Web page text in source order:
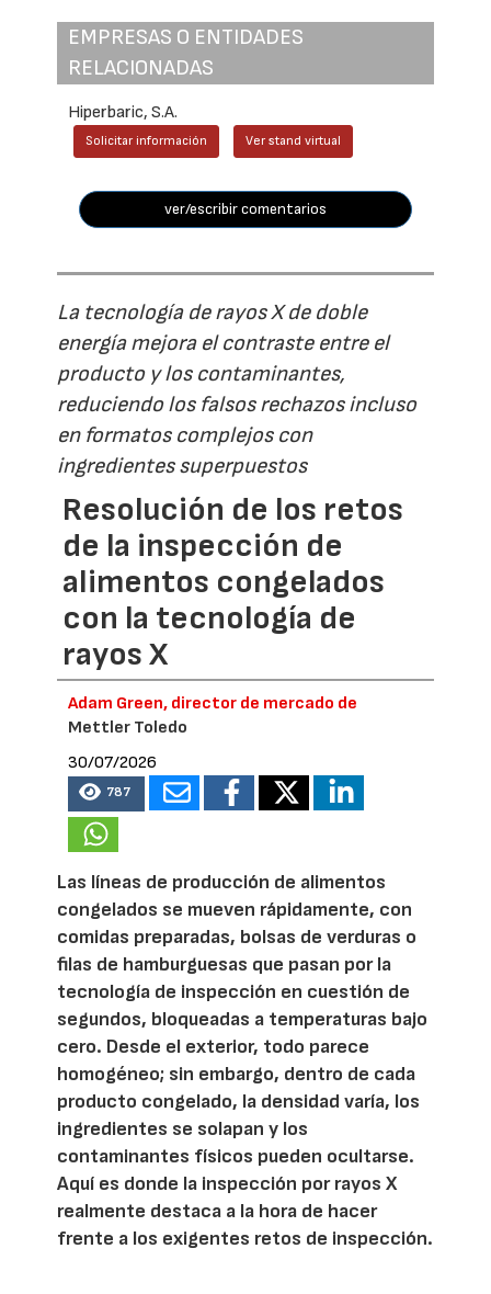
EMPRESAS O ENTIDADES
RELACIONADAS
Hiperbaric, S.A.
Solicitar información Ver stand virtual
ver/escribir comentarios
La tecnología de rayos X de doble
energía mejora el contraste entre el
producto y los contaminantes,
reduciendo los falsos rechazos incluso
en formatos complejos con
ingredientes superpuestos
Resolución de los retos
de la inspección de
alimentos congelados
con la tecnología de
rayos X
Adam Green, director de mercado de
Mettler Toledo
30/07/2026
787
Las líneas de producción de alimentos
congelados se mueven rápidamente, con
comidas preparadas, bolsas de verduras o
filas de hamburguesas que pasan por la
tecnología de inspección en cuestión de
segundos, bloqueadas a temperaturas bajo
cero. Desde el exterior, todo parece
homogéneo; sin embargo, dentro de cada
producto congelado, la densidad varía, los
ingredientes se solapan y los
contaminantes físicos pueden ocultarse.
Aquí es donde la inspección por rayos X
realmente destaca a la hora de hacer
frente a los exigentes retos de inspección.